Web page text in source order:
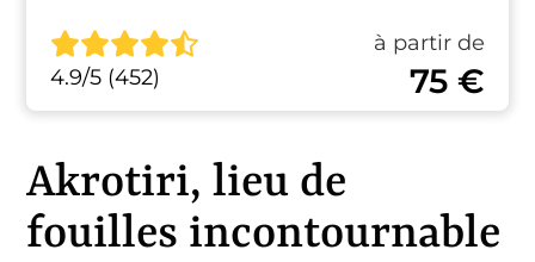
4.9/5 (452)
à partir de
75 €
Akrotiri, lieu de
fouilles incontournable